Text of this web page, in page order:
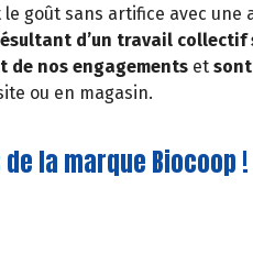
goût sans artifice avec
d’un travail
de nos engagements et sont
ou en magasin.
la marque Biocoop !